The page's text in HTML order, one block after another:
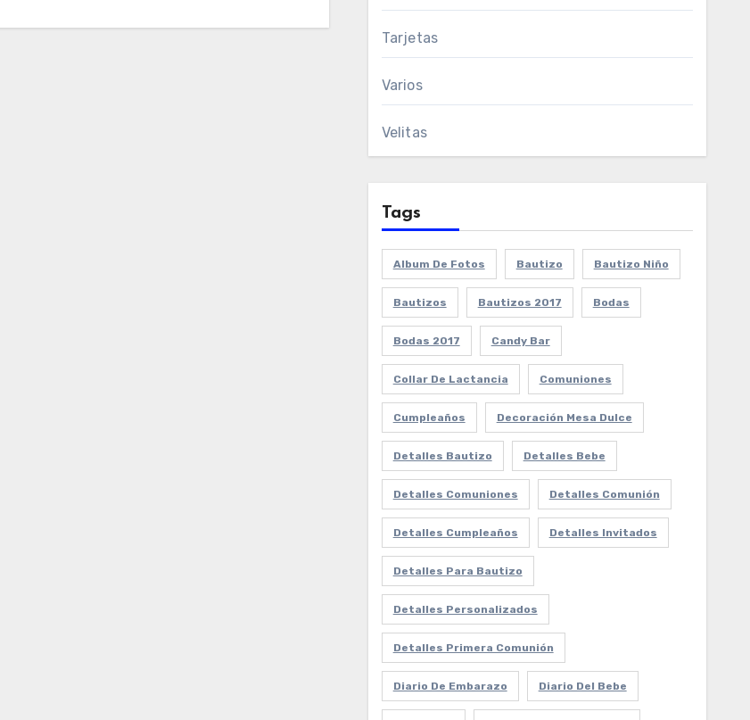
Tarjetas
Varios
Velitas
Tags
Album De Fotos Bautizo Bautizo Niño
Bautizos Bautizos 2017 Bodas
Bodas 2017 Candy Bar
Collar De Lactancia Comuniones
Cumpleaños Decoración Mesa Dulce
Detalles Bautizo Detalles Bebe
Detalles Comuniones Detalles Comunión
Detalles Cumpleaños Detalles Invitados
Detalles Para Bautizo
Detalles Personalizados
Detalles Primera Comunión
Diario De Embarazo Diario Del Bebe